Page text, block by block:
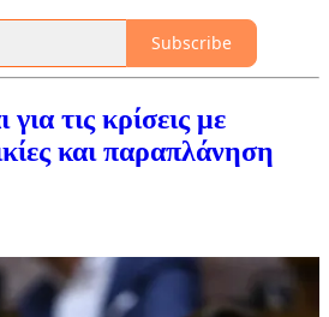
Subscribe
τις κρίσεις με
και παραπλάνηση